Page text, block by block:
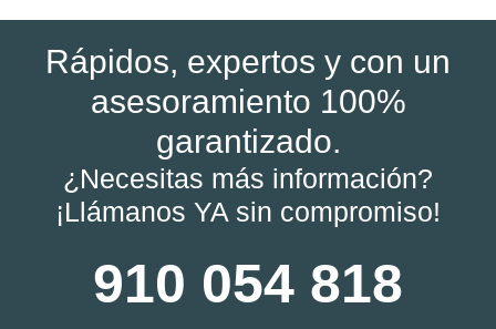
Rápidos, expertos y con un
asesoramiento 100%
garantizado.
¿Necesitas más información?
¡Llámanos YA sin compromiso!
910 054 818